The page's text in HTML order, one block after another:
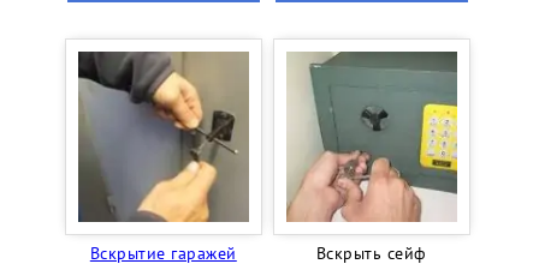
Вскрытие гаражей
Вскрыть сейф